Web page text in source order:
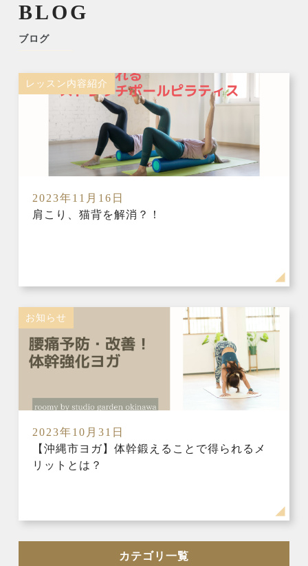
BLOG
ブログ
レッスン内容紹介
2023年11月16日
肩こり、猫背を解消？！
お知らせ
2023年10月31日
【沖縄市ヨガ】体幹鍛えることで得られるメ
リットとは？
カテゴリ一覧